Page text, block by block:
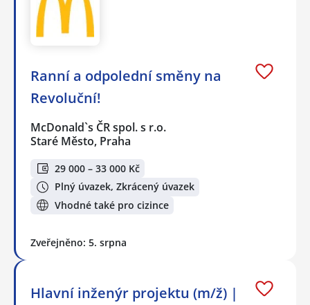
Ranní a odpolední směny na
Revoluční!
McDonald`s ČR spol. s r.o.
Staré Město, Praha
29 000 – 33 000 Kč
Plný úvazek, Zkrácený úvazek
Vhodné také pro cizince
Zveřejněno: 5. srpna
Hlavní inženýr projektu (m/ž) |